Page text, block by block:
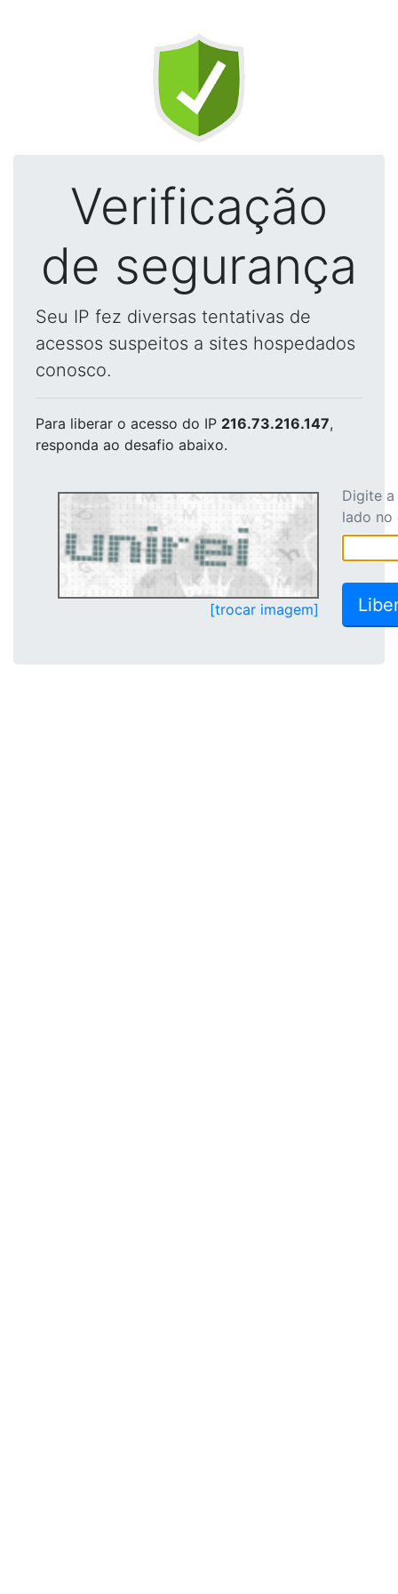
Verificação
de segurança
Seu IP fez diversas tentativas de
acessos suspeitos a sites hospedados
conosco.
Para liberar o acesso do IP 216.73.216.147,
responda ao desafio abaixo.
[trocar imagem]
Digite
lado no